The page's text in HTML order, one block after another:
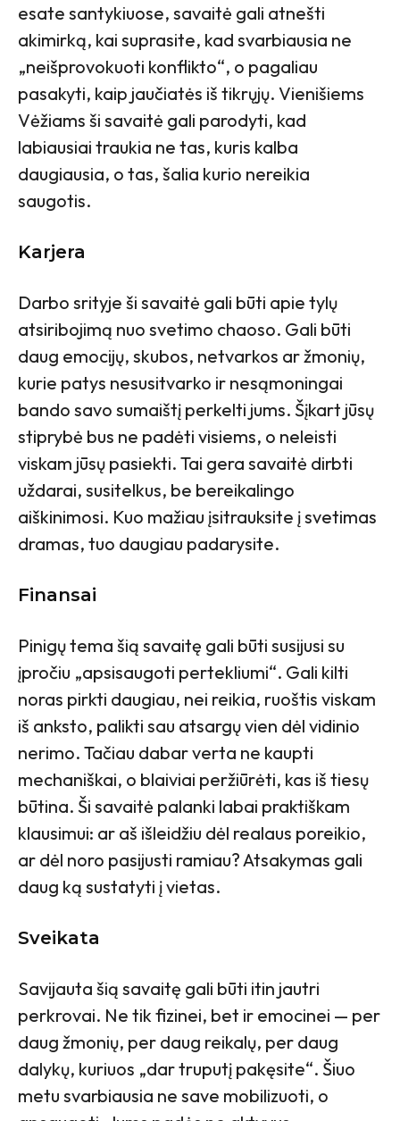
esate santykiuose, savaitė gali atnešti
akimirką, kai suprasite, kad svarbiausia ne
„neišprovokuoti konflikto“, o pagaliau
pasakyti, kaip jaučiatės iš tikrųjų. Vienišiems
Vėžiams ši savaitė gali parodyti, kad
labiausiai traukia ne tas, kuris kalba
daugiausia, o tas, šalia kurio nereikia
saugotis.
Karjera
Darbo srityje ši savaitė gali būti apie tylų
atsiribojimą nuo svetimo chaoso. Gali būti
daug emocijų, skubos, netvarkos ar žmonių,
kurie patys nesusitvarko ir nesąmoningai
bando savo sumaištį perkelti jums. Šįkart jūsų
stiprybė bus ne padėti visiems, o neleisti
viskam jūsų pasiekti. Tai gera savaitė dirbti
uždarai, susitelkus, be bereikalingo
aiškinimosi. Kuo mažiau įsitrauksite į svetimas
dramas, tuo daugiau padarysite.
Finansai
Pinigų tema šią savaitę gali būti susijusi su
įpročiu „apsisaugoti pertekliumi“. Gali kilti
noras pirkti daugiau, nei reikia, ruoštis viskam
iš anksto, palikti sau atsargų vien dėl vidinio
nerimo. Tačiau dabar verta ne kaupti
mechaniškai, o blaiviai peržiūrėti, kas iš tiesų
būtina. Ši savaitė palanki labai praktiškam
klausimui: ar aš išleidžiu dėl realaus poreikio,
ar dėl noro pasijusti ramiau? Atsakymas gali
daug ką sustatyti į vietas.
Sveikata
Savijauta šią savaitę gali būti itin jautri
perkrovai. Ne tik fizinei, bet ir emocinei — per
daug žmonių, per daug reikalų, per daug
dalykų, kuriuos „dar truputį pakęsite“. Šiuo
metu svarbiausia ne save mobilizuoti, o